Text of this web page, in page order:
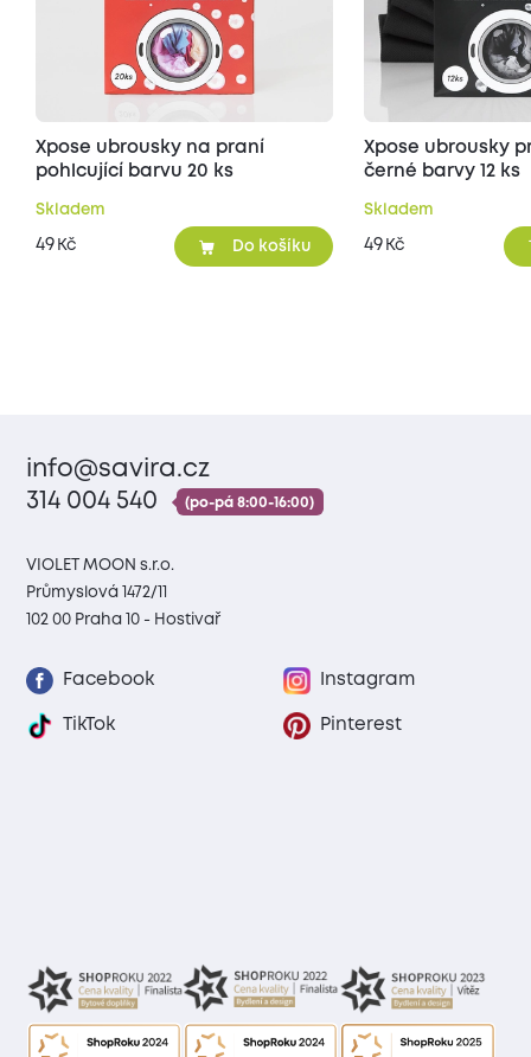
Xpose ubrousky na praní
pohlcující barvu 20 ks
Skladem
49 Kč Do košíku
Xpose ubrousky
černé barvy 12 ks
Skladem
49 Kč
info@savira.cz
314 004 540
(po-pá 8:00-16:00)
VIOLET MOON s.r.o.
Průmyslová 1472/11
102 00 Praha 10 - Hostivař
Facebook Instagram
TikTok Pinterest